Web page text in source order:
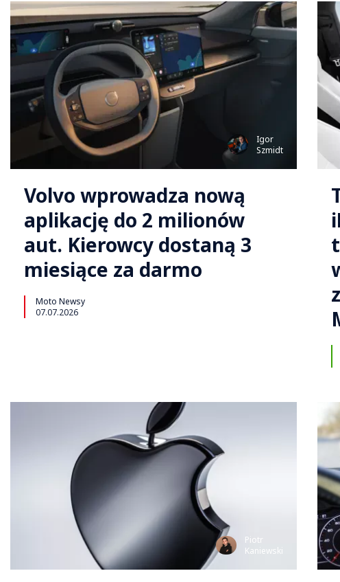
Igor
Szmidt
Volvo wprowadza nową
aplikację do 2 milionów
aut. Kierowcy dostaną 3
miesiące za darmo
Moto Newsy
07.07.2026
Piotr
Kaniewski